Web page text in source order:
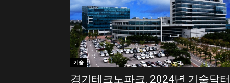
리
뉴
기술
경기테크노파크, 2024년 기술닥터